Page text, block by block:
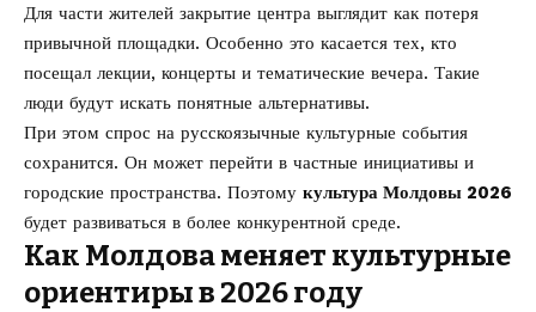
Для части жителей закрытие центра выглядит как потеря
привычной площадки. Особенно это касается тех, кто
посещал лекции, концерты и тематические вечера. Такие
люди будут искать понятные альтернативы.
При этом спрос на русскоязычные культурные события
сохранится. Он может перейти в частные инициативы и
городские пространства. Поэтому культура Молдовы 2026
будет развиваться в более конкурентной среде.
Как Молдова меняет культурные
ориентиры в 2026 году